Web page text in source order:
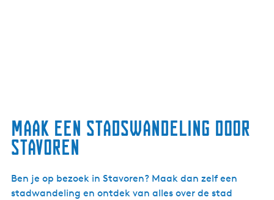
Maak een stadswandeling door
Stavoren
Ben je op bezoek in Stavoren? Maak dan zelf een
stadwandeling en ontdek van alles over de stad